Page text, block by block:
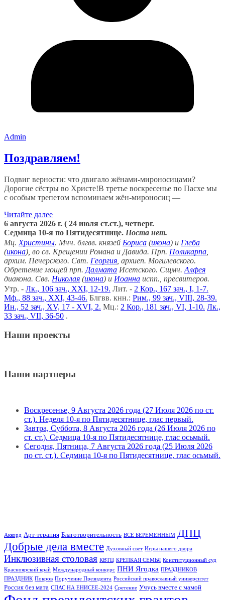
Admin
Поздравляем!
Подвиг верности: что двигало жёнами-мироносицами?
Дорогие сёстры во Христе!В третье воскресенье по Пасхе мы
с особым трепетом вспоминаем жён-мироносиц —
Читайте далее
6 августа 2026 г. ( 24 июля ст.ст.), четверг.
Седмица 10-я по Пятидесятнице. Поста нет.
Мц. Христины. Мчч. блгвв. князей Бориса (икона) и Глеба
(икона), во св. Крещении Романа и Давида. Прп. Поликарпа
архим. Печерского. Свт. Георгия , архиеп. Могилевского.
Обретение мощей прп. Далмата Исетского. Сщмч. Алфея
диакона. Свв. Николая (икона) и Иоанна испп., пресвитеров.
Утр. - Лк., 106 зач., XXI, 12-19. Лит. - 2 Кор., 167 зач., I, 1-7.
Мф., 88 зач., XXI, 43-46. Блгвв. кнн.: Рим., 99 зач., VIII, 28-39.
Ин., 52 зач., XV, 17 - XVI, 2. Мц.: 2 Кор., 181 зач., VI, 1-10. Лк.,
33 зач., VII, 36-50 .
Наши проекты
Наши партнеры
Воскресенье, 9 Августа 2026 года (27 Июля 2026 по ст.
ст.). Неделя 10-я по Пятидесятнице, глас первый.
Завтра, Суббота, 8 Августа 2026 года (26 Июля 2026 по
ст. ст.). Седмица 10-я по Пятидесятнице, глас осьмый.
Сегодня, Пятница, 7 Августа 2026 года (25 Июля 2026
по ст. ст.). Седмица 10-я по Пятидесятнице, глас осьмый.
Аккорд Арт-терапия Благотворительность ВСЁ БЕРЕМЕННЫМ ДПЦ
Добрые дела вместе Духовный свет Игры нашего двора
Инклюзивная столовая КВТЦ КРЕПКАЯ СЕМЬЯ Конституционный суд
Красноярский край Международный конкурс ПНИ Ягодка ПРАЗДНИКОВ
ПРАЗДНИК Покров Поручение Президента Российский православный университет
Россия без мата СПАС НА ЕНИСЕЕ-2024 Сретение Учусь вместе с мамой